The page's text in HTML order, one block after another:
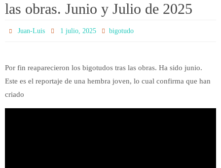
las obras. Junio y Julio de 2025
Juan-Luis 1 julio, 2025 bigotudo
Por fin reaparecieron los bigotudos tras las obras. Ha sido junio.
Este es el reportaje de una hembra joven, lo cual confirma que han
criado